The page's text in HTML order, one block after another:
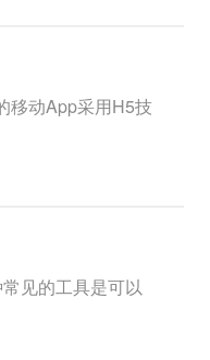
移动App采用H5技
见的工具是可以